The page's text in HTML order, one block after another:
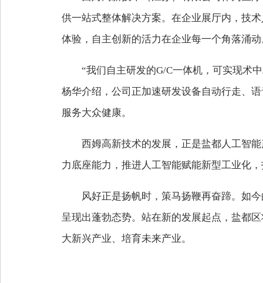
供一站式整体解决方案。在企业展厅内，技
体验，自主创新的活力在企业每一个角落涌
“我们自主研发的G/C一体机，可实现术
杨华介绍，公司正加速研发设备自动行走、
服务大众健康。
西姆高新技术的发展，正是盐都人工智
力底座能力，推进人工智能赋能新型工业化
风好正是扬帆时，策马扬鞭再奋蹄。 如
呈现出蓬勃态势。 站在新的发展起点， 盐都
大新兴产业、 培育未来产业。